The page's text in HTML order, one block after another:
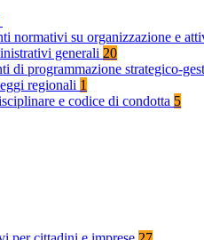
normativi su organizzazione e
generali 20
di programmazione strategico-
regionali 1
e codice di condotta 5